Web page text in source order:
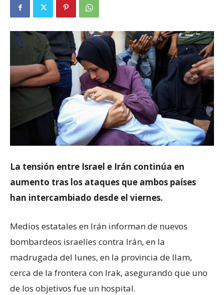
La tensión entre Israel e Irán continúa en
aumento tras los ataques que ambos países
han intercambiado desde el viernes.
Medios estatales en Irán informan de nuevos
bombardeos israelíes contra Irán, en la
madrugada del lunes, en la provincia de Ilam,
cerca de la frontera con Irak, asegurando que uno
de los objetivos fue un hospital.